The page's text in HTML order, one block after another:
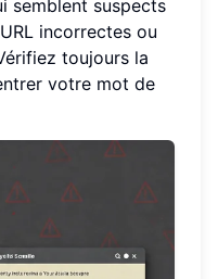
semblent suspects
incorrectes ou
toujours la
votre mot de